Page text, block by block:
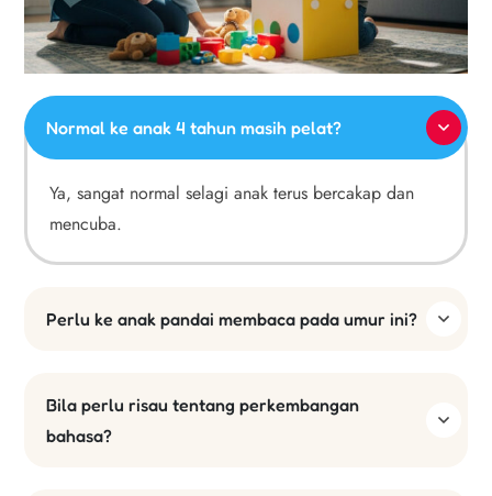
Normal ke anak 4 tahun masih pelat?
Ya, sangat normal selagi anak terus bercakap dan
mencuba.
Perlu ke anak pandai membaca pada umur ini?
Bila perlu risau tentang perkembangan
bahasa?